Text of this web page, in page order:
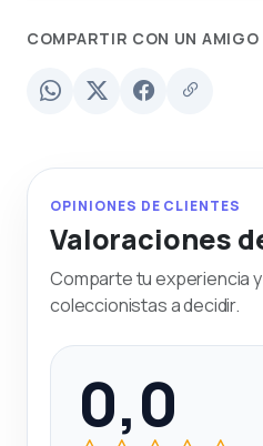
COMPARTIR CON UN AMIGO
OPINIONES DE CLIENTES
Valoraciones
Comparte tu experiencia
coleccionistas a decidir.
0,0